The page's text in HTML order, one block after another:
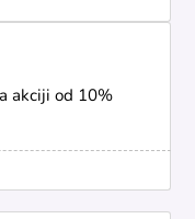
akciji od 10%